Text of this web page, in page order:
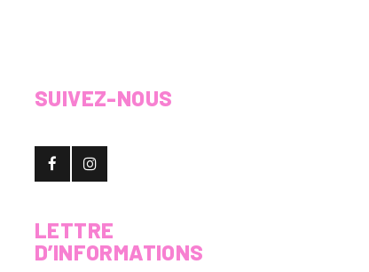
SUIVEZ-NOUS
LETTRE
D’INFORMATIONS